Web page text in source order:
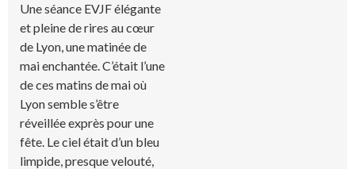
Une séance EVJF élégante
et pleine de rires au cœur
de Lyon, une matinée de
mai enchantée. C’était l’une
de ces matins de mai où
Lyon semble s’être
réveillée exprès pour une
fête. Le ciel était d’un bleu
limpide, presque velouté,